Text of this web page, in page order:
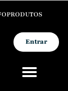
Entrar